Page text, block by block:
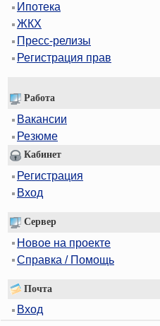
Ипотека
ЖКХ
Пресс-релизы
Регистрация прав
Работа
Вакансии
Резюме
Кабинет
Регистрация
Вход
Сервер
Новое на проекте
Справка / Помощь
Почта
Вход